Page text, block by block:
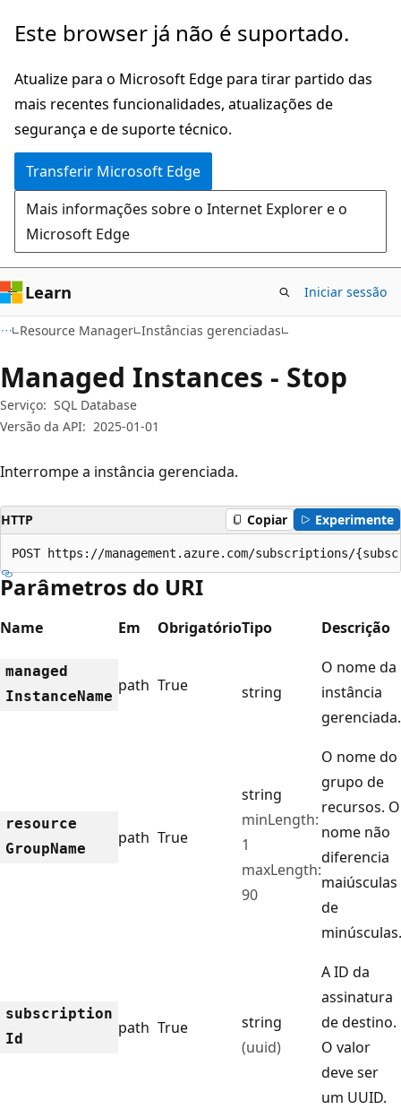
Saltar
o
conteúdo
principal
Saltar
a
navegação
na
página
Este browser já não é suportado.
Atualize para o Microsoft Edge para tirar partido das
mais recentes funcionalidades, atualizações de
segurança e de suporte técnico.
Transferir Microsoft Edge
Mais informações sobre o Internet Explorer e o
Microsoft Edge
Learn Iniciar sessão
Resource Manager Instâncias gerenciadas
Managed Instances - Stop
Serviço: SQL Database
Versão da API: 2025-01-01
Interrompe a instância gerenciada.
HTTP Copiar Experimente
POST https://management.azure.com/subscriptions/
Parâmetros do URI
Name Em ObrigatórioTipo Descrição
managed
InstanceName
path True string
O nome da
instância
gerenciada.
resource
GroupName
path True
string
minLength:
1
maxLength:
90
O nome do
grupo de
recursos. O
nome não
diferencia
maiúsculas
de
minúsculas.
subscription
Id
path True
string
(uuid)
A ID da
assinatura
de destino.
O valor
deve ser
um UUID.